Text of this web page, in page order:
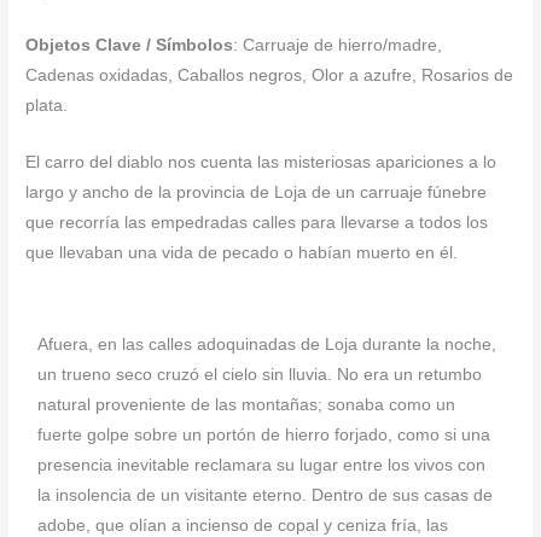
Objetos Clave / Símbolos: Carruaje de hierro/madre,
Cadenas oxidadas, Caballos negros, Olor a azufre, Rosarios de
plata.
El carro del diablo nos cuenta las misteriosas apariciones a lo
largo y ancho de la provincia de Loja de un carruaje fúnebre
que recorría las empedradas calles para llevarse a todos los
que llevaban una vida de pecado o habían muerto en él.
Afuera, en las calles adoquinadas de Loja durante la noche,
un trueno seco cruzó el cielo sin lluvia. No era un retumbo
natural proveniente de las montañas; sonaba como un
fuerte golpe sobre un portón de hierro forjado, como si una
presencia inevitable reclamara su lugar entre los vivos con
la insolencia de un visitante eterno. Dentro de sus casas de
adobe, que olían a incienso de copal y ceniza fría, las